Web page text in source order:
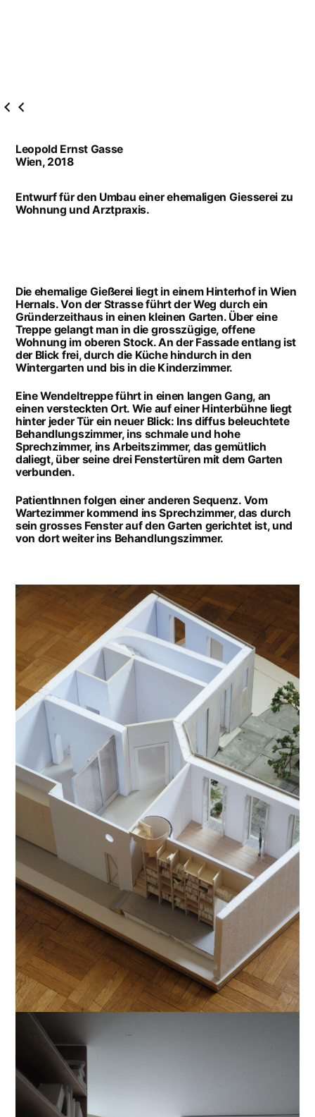
Leopold Ernst Gasse
Wien, 2018
Entwurf für den Umbau einer ehemaligen Giesserei zu
Wohnung und Arztpraxis.
Die ehemalige Gießerei liegt in einem Hinterhof in Wien
Hernals. Von der Strasse führt der Weg durch ein
Gründerzeithaus in einen kleinen Garten. Über eine
Treppe gelangt man in die grosszügige, offene
Wohnung im oberen Stock. An der Fassade entlang ist
der Blick frei, durch die Küche hindurch in den
Wintergarten und bis in die Kinderzimmer.
Eine Wendeltreppe führt in einen langen Gang, an
einen versteckten Ort. Wie auf einer Hinterbühne liegt
hinter jeder Tür ein neuer Blick: Ins diffus beleuchtete
Behandlungszimmer, ins schmale und hohe
Sprechzimmer, ins Arbeitszimmer, das gemütlich
daliegt, über seine drei Fenstertüren mit dem Garten
verbunden.
PatientInnen folgen einer anderen Sequenz. Vom
Wartezimmer kommend ins Sprechzimmer, das durch
sein grosses Fenster auf den Garten gerichtet ist, und
von dort weiter ins Behandlungszimmer.